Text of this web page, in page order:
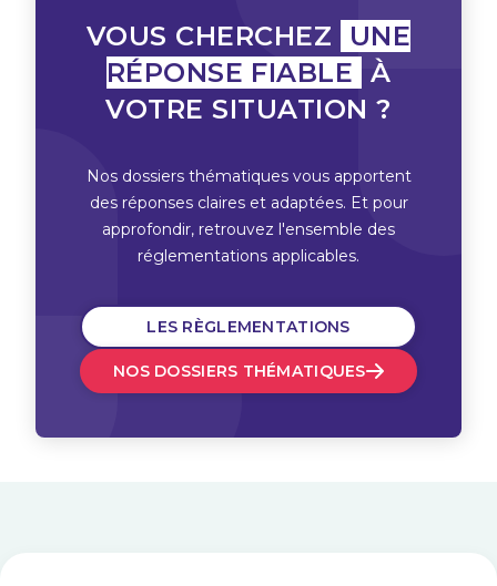
VOUS CHERCHEZ
UNE
RÉPONSE FIABLE À
VOTRE SITUATION ?
Nos dossiers thématiques vous apportent
des réponses claires et adaptées. Et pour
approfondir, retrouvez l'ensemble des
réglementations applicables.
LES RÈGLEMENTATIONS
NOS DOSSIERS THÉMATIQUES